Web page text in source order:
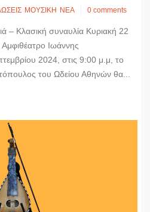
ΜΟΥΣΙΚΗ ΝΕΑ 0 comments
– Κλασική συναυλία Κυριακή 22
Ιωάννης
2024, στις 9:00 μ.μ, το
του Ωδείου Αθηνών θα...